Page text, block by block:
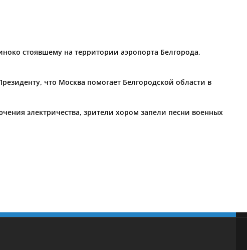
стоявшему на территории аэропорта Белгорода,
что Москва помогает Белгородской области в
электричества, зрители хором запели песни военных